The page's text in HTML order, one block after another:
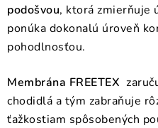
podošvou, ktorá zmierňuje
ponúka dokonalú úroveň
pohodlnosťou.
Membrána FREETEX
chodidlá a tým zabraňuje
ťažkostiam spôsobených